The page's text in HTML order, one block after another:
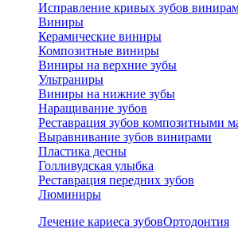
Исправление кривых зубов
Виниры
Керамические виниры
Композитные виниры
Виниры на верхние зубы
Ультраниры
Виниры на нижние зубы
Наращивание зубов
Реставрация зубов композитными
Выравнивание зубов винирами
Пластика десны
Голливудская улыбка
Реставрация передних зубов
Люминиры
Лечение кариеса зубовОртодонтия